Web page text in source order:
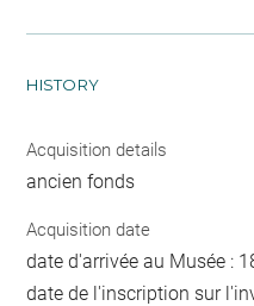
HISTORY
Acquisition details
ancien fonds
Acquisition date
date d'arrivée au Musée :
date de l'inscription sur